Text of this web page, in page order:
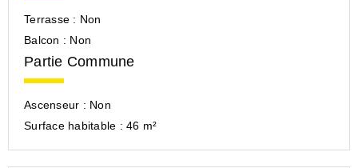
Terrasse : Non
Balcon : Non
Partie Commune
Ascenseur : Non
Surface habitable : 46 m²